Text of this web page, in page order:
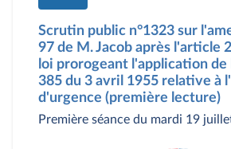
Scrutin public n°1323 sur
97 de M. Jacob après l'article
loi prorogeant l'application de
385 du 3 avril 1955 relative à
d'urgence (première lecture)
Première séance du mardi 19